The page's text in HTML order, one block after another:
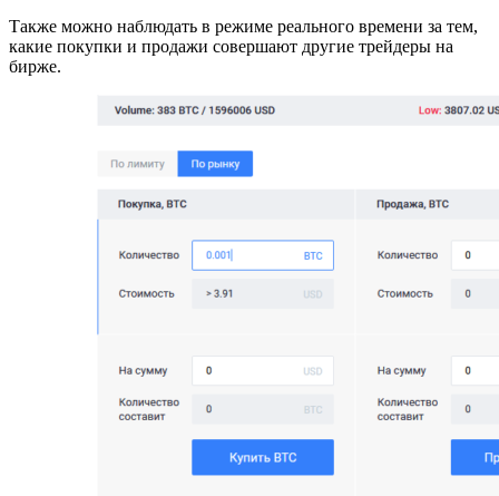
Также можно наблюдать в режиме реального времени за тем,
какие покупки и продажи совершают другие трейдеры на
бирже.